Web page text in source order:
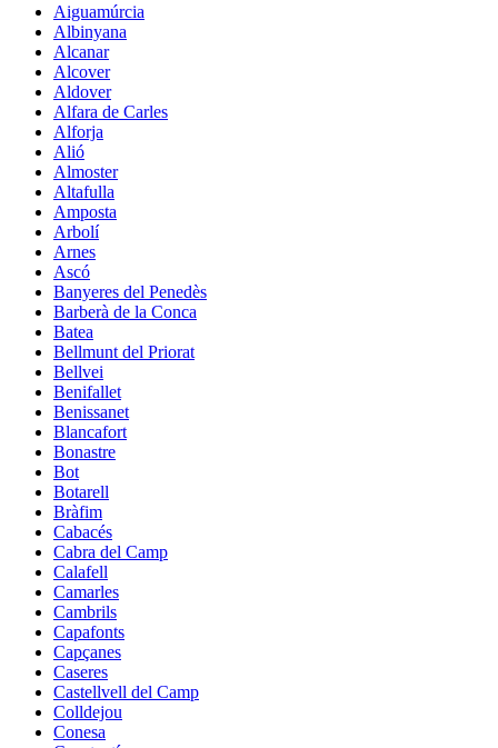
Aiguamúrcia
Albinyana
Alcanar
Alcover
Aldover
Alfara de Carles
Alforja
Alió
Almoster
Altafulla
Amposta
Arbolí
Arnes
Ascó
Banyeres del Penedès
Barberà de la Conca
Batea
Bellmunt del Priorat
Bellvei
Benifallet
Benissanet
Blancafort
Bonastre
Bot
Botarell
Bràfim
Cabacés
Cabra del Camp
Calafell
Camarles
Cambrils
Capafonts
Capçanes
Caseres
Castellvell del Camp
Colldejou
Conesa